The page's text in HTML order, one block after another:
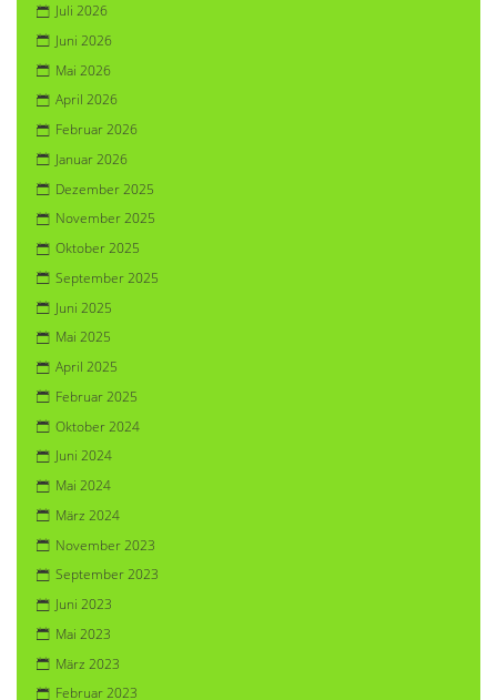
Juli 2026
Juni 2026
Mai 2026
April 2026
Februar 2026
Januar 2026
Dezember 2025
November 2025
Oktober 2025
September 2025
Juni 2025
Mai 2025
April 2025
Februar 2025
Oktober 2024
Juni 2024
Mai 2024
März 2024
November 2023
September 2023
Juni 2023
Mai 2023
März 2023
Februar 2023